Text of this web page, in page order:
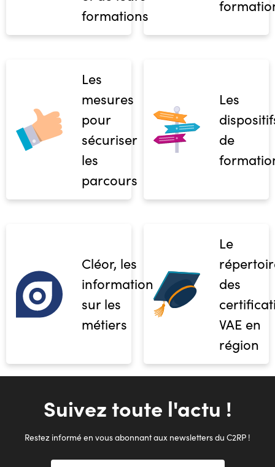
formations
Les
mesures
pour
sécuriser
les
parcours
Les
de
Cléor, les
informations
sur les
métiers
Le
des
VAE en
région
Suivez toute l'actu !
Restez informé en vous abonnant aux newsletters du C2RP !